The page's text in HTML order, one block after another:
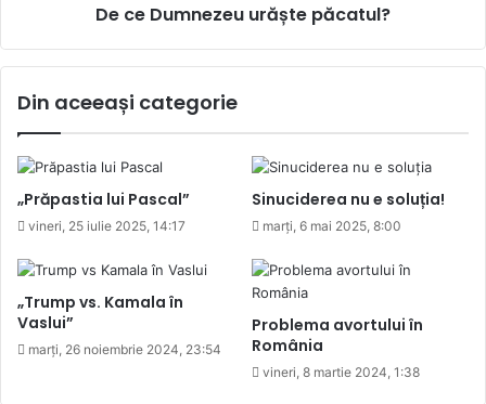
De ce Dumnezeu urăște păcatul?
Din aceeași categorie
„Prăpastia lui Pascal”
vineri, 25 iulie 2025, 14:17
Sinuciderea nu e soluția!
marți, 6 mai 2025, 8:00
„Trump vs. Kamala în
Vaslui”
marți, 26 noiembrie 2024, 23:54
Problema avortului în
România
vineri, 8 martie 2024, 1:38